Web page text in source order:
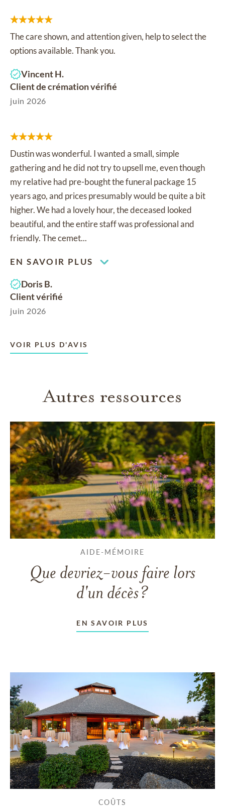
The care shown, and attention given, help to select the
options available. Thank you.
Vincent H.
Client de crémation vérifié
juin 2026
Dustin was wonderful. I wanted a small, simple
gathering and he did not try to upsell me, even though
my relative had pre-bought the funeral package 15
years ago, and prices presumably would be quite a bit
higher. We had a lovely hour, the deceased looked
beautiful, and the entire staff was professional and
friendly. The cemet...
EN SAVOIR PLUS
Doris B.
Client vérifié
juin 2026
VOIR PLUS D'AVIS
Autres ressources
AIDE-MÉMOIRE
Que devriez-vous faire lors
d'un décès?
EN SAVOIR PLUS
COÛTS